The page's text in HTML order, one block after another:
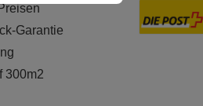
Garantie
300m2